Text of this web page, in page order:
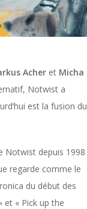
Acher et Micha
Notwist a
est la fusion du
Notwist depuis 1998
regarde comme le
du début des
et « Pick up the